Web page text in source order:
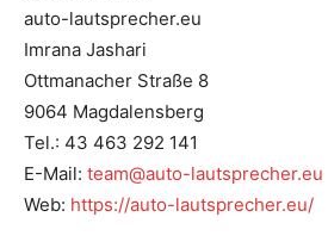
auto-lautsprecher.eu
Imrana Jashari
Ottmanacher Straße 8
9064 Magdalensberg
Tel.: 43 463 292 141
E-Mail: team@auto-lautsprecher.eu
Web: https://auto-lautsprecher.eu/